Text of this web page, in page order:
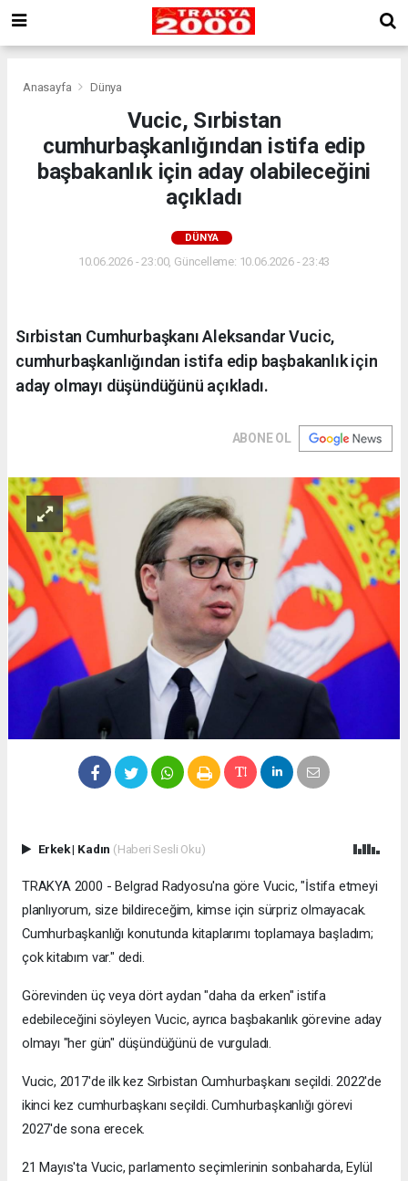
Anasayfa Dünya
Vucic, Sırbistan
cumhurbaşkanlığından istifa edip
başbakanlık için aday olabileceğini
açıkladı
DÜNYA
10.06.2026 - 23:00, Güncelleme: 10.06.2026 - 23:43
Sırbistan Cumhurbaşkanı Aleksandar Vucic,
cumhurbaşkanlığından istifa edip başbakanlık için
aday olmayı düşündüğünü açıkladı.
ABONE OL
Erkek| Kadın (Haberi Sesli Oku)
TRAKYA 2000 - Belgrad Radyosu'na göre Vucic, "İstifa etmeyi
planlıyorum, size bildireceğim, kimse için sürpriz olmayacak.
Cumhurbaşkanlığı konutunda kitaplarımı toplamaya başladım;
çok kitabım var." dedi.
Görevinden üç veya dört aydan "daha da erken" istifa
edebileceğini söyleyen Vucic, ayrıca başbakanlık görevine aday
olmayı "her gün" düşündüğünü de vurguladı.
Vucic, 2017'de ilk kez Sırbistan Cumhurbaşkanı seçildi. 2022'de
ikinci kez cumhurbaşkanı seçildi. Cumhurbaşkanlığı görevi
2027'de sona erecek.
21 Mayıs'ta Vucic, parlamento seçimlerinin sonbaharda, Eylül